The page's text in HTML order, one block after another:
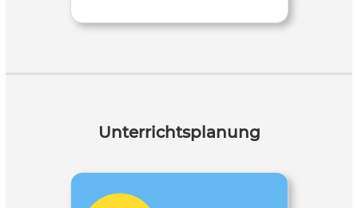
Unterrichtsplanung